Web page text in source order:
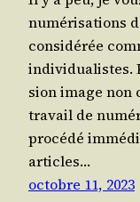
numé­ri­sa­tions
consi­dé­rée
indi­vi­dua­listes.
sion image non
tra­vail de
pro­cé­dé
articles…
octobre 11, 2023